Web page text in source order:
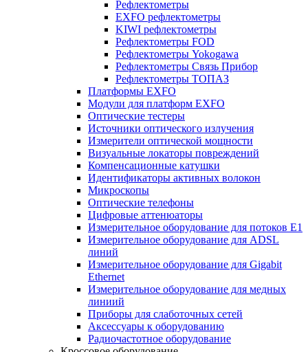
Рефлектометры
EXFO рефлектометры
KIWI рефлектометры
Рефлектометры FOD
Рефлектометры Yokogawa
Рефлектометры Связь Прибор
Рефлектометры ТОПАЗ
Платформы EXFO
Модули для платформ EXFO
Оптические тестеры
Источники оптического излучения
Измерители оптической мощности
Визуальные локаторы повреждений
Компенсационные катушки
Идентификаторы активных волокон
Микроскопы
Оптические телефоны
Цифровые аттенюаторы
Измерительное оборудование для потоков Е1
Измерительное оборудование для ADSL
линий
Измерительное оборудование для Gigabit
Ethernet
Измерительное оборудование для медных
линиий
Приборы для слаботочных сетей
Аксессуары к оборудованию
Радиочастотное оборудование